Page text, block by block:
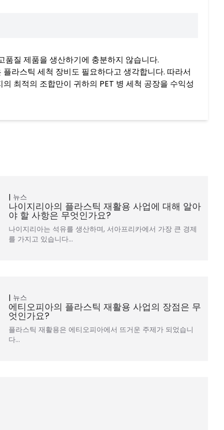
질 제품을 생산하기에 충분하지 않습니다.
라스틱 세척 장비도 필요하다고 생각합니다. 따라서
최적의 조합만이 귀하의 PET 병 세척 공장을 수익성
뉴스
나이지리아의 플라스틱 재활용 사업에 대해 알아
야 할 사항은 무엇인가요?
나이지리아는 석유를 생산하며, 서아프리카에서 가장 큰 경제
를 가지고 있습니다…
뉴스
에티오피아의 플라스틱 재활용 사업의 장점은 무
엇인가요?
플라스틱 재활용은 에티오피아에서 뜨거운 주제가 되었습니
다…